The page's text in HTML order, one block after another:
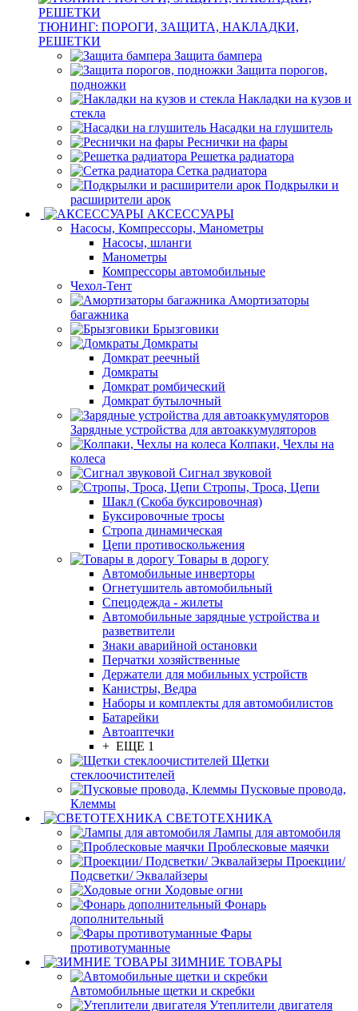
ТЮНИНГ: ПОРОГИ, ЗАЩИТА, НАКЛАДКИ,
РЕШЕТКИ
Защита бампера
Защита порогов,
подножки
Накладки на кузов и
стекла
Насадки на глушитель
Реснички на фары
Решетка радиатора
Сетка радиатора
Подкрылки и
расширители арок
АКСЕССУАРЫ
Насосы, Компрессоры, Манометры
Насосы, шланги
Манометры
Компрессоры автомобильные
Чехол-Тент
Амортизаторы
багажника
Брызговики
Домкраты
Домкрат реечный
Домкраты
Домкрат ромбический
Домкрат бутылочный
Зарядные устройства для автоаккумуляторов
Колпаки, Чехлы на
колеса
Сигнал звуковой
Стропы, Троса, Цепи
Шакл (Скоба буксировочная)
Буксировочные тросы
Стропа динамическая
Цепи противоскольжения
Товары в дорогу
Автомобильные инверторы
Огнетушитель автомобильный
Спецодежда - жилеты
Автомобильные зарядные устройства и
разветвители
Знаки аварийной остановки
Перчатки хозяйственные
Держатели для мобильных устройств
Канистры, Ведра
Наборы и комплекты для автомобилистов
Батарейки
Автоаптечки
+ ЕЩЕ 1
Щетки
стеклоочистителей
Пусковые провода,
Клеммы
СВЕТОТЕХНИКА
Лампы для автомобиля
Проблесковые маячки
Проекции/
Подсветки/ Эквалайзеры
Ходовые огни
Фонарь
дополнительный
Фары
противотуманные
ЗИМНИЕ ТОВАРЫ
Автомобильные щетки и скребки
Утеплители двигателя